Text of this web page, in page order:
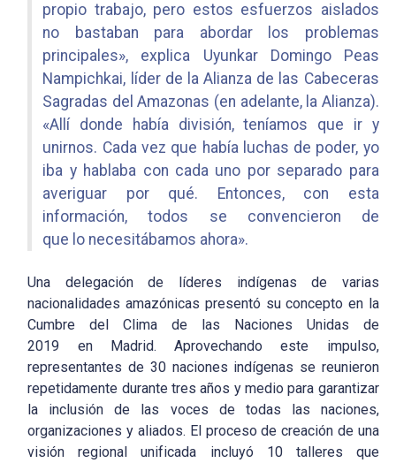
propio trabajo, pero estos esfuerzos aislados
no bastaban para abordar los problemas
principales», explica Uyunkar Domingo Peas
Nampichkai, líder de la Alianza de las Cabeceras
Sagradas del Amazonas (en adelante, la Alianza).
«Allí donde había división, teníamos que ir y
unirnos. Cada vez que había luchas de poder, yo
iba y hablaba con cada uno por separado para
averiguar por qué. Entonces, con esta
información, todos se convencieron de
que lo necesitábamos ahora».
Una delegación de líderes indígenas de varias
nacionalidades amazónicas presentó su concepto en la
Cumbre del Clima de las Naciones Unidas de
2019 en Madrid. Aprovechando este impulso,
representantes de 30 naciones indígenas se reunieron
repetidamente durante tres años y medio para garantizar
la inclusión de las voces de todas las naciones,
organizaciones y aliados. El proceso de creación de una
visión regional unificada incluyó 10 talleres que